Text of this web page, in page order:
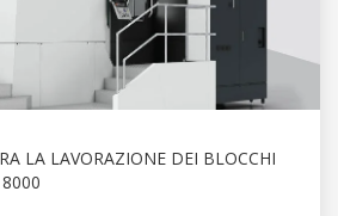
LA LAVORAZIONE DEI BLOCCHI